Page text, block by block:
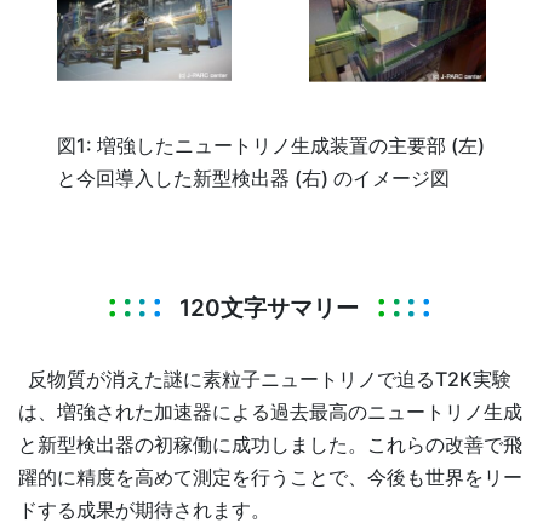
図1: 増強したニュートリノ生成装置の主要部 (左)
と今回導入した新型検出器 (右) のイメージ図
120文字サマリー
反物質が消えた謎に素粒子ニュートリノで迫るT2K実験
は、増強された加速器による過去最高のニュートリノ生成
と新型検出器の初稼働に成功しました。これらの改善で飛
躍的に精度を高めて測定を行うことで、今後も世界をリー
ドする成果が期待されます。